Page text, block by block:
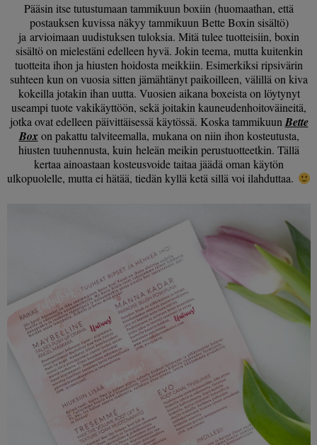
Pääsin itse tutustumaan tammikuun boxiin (huomaathan, että
postauksen kuvissa näkyy tammikuun Bette Boxin sisältö)
ja arvioimaan uudistuksen tuloksia. Mitä tulee tuotteisiin, boxin
sisältö on mielestäni edelleen hyvä. Jokin teema, mutta kuitenkin
tuotteita ihon ja hiusten hoidosta meikkiin. Esimerkiksi ripsivärin
suhteen kun on vuosia sitten jämähtänyt paikoilleen, välillä on kiva
kokeilla jotakin ihan uutta. Vuosien aikana boxeista on löytynyt
useampi tuote vakikäyttöön, sekä joitakin kauneudenhoitoväineitä,
jotka ovat edelleen päivittäisessä käytössä. Koska tammikuunBette
Boxon pakattu talviteemalla, mukana on niin ihon kosteutusta,
hiusten tuuhennusta, kuin heleän meikin perustuotteetkin. Tällä
kertaa ainoastaan kosteusvoide taitaa jäädä oman käytön
ulkopuolelle, mutta ei hätää, tiedän kyllä ketä sillä voi ilahduttaa.